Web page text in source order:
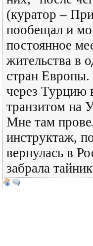
(куратор –
пообещал и
постоянное
жительства в
стран Европы.
через Турцию
транзитом на
Мне там
инструктаж,
вернулась в
забрала